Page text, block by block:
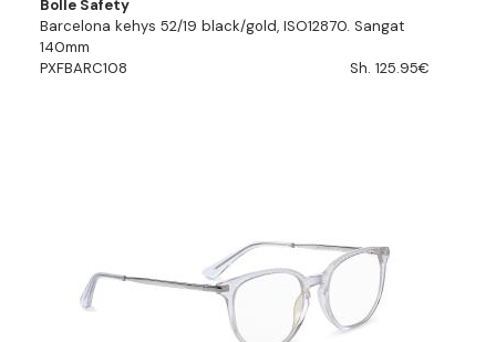
Bolle Safety
Barcelona kehys 52/19 black/gold, ISO12870. Sangat
140mm
PXFBARC108
Sh. 125.95€